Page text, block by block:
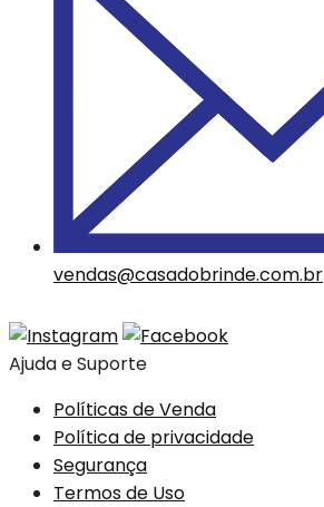
vendas@casadobrinde.com.br
Ajuda e Suporte
Políticas de Venda
Política de privacidade
Segurança
Termos de Uso